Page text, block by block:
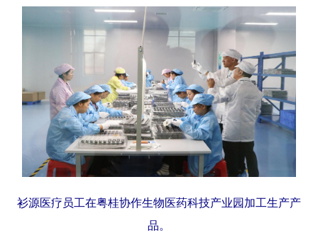
衫源医疗员工在粤桂协作生物医药科技产业园加工生产产
品。